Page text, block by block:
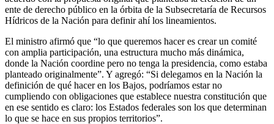
ente de derecho público en la órbita de la Subsecretaría de Recursos
Hídricos de la Nación para definir ahí los lineamientos.
El ministro afirmó que “lo que queremos hacer es crear un comité
con amplia participación, una estructura mucho más dinámica,
donde la Nación coordine pero no tenga la presidencia, como estaba
planteado originalmente”. Y agregó: “Si delegamos en la Nación la
definición de qué hacer en los Bajos, podríamos estar no
cumpliendo con obligaciones que establece nuestra constitución que
en ese sentido es claro: los Estados federales son los que determinan
lo que se hace en sus propios territorios”.